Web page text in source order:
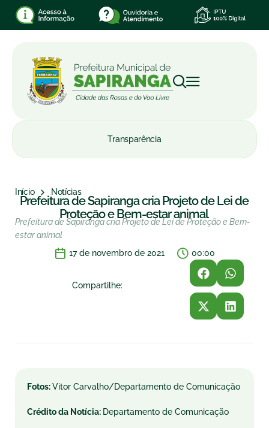
Transparência
Início Notícias
Prefeitura de Sapiranga cria Projeto de Lei de
Proteção e Bem-estar animal
Prefeitura de Sapiranga cria Projeto de Lei de Proteção e Bem-
estar animal
17 de novembro de 2021
00:00
Compartilhe:
Fotos:Vitor Carvalho/Departamento de Comunicação
Crédito da Notícia: Departamento de Comunicação